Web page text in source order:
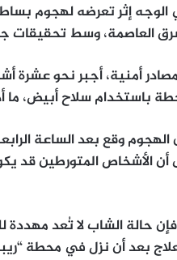
إثر تعرضه لهجوم
العاصمة، وسط تحقيقات
أمنية، أجبر نحو عشرة
باستخدام سلاح أبيض، ما
وقع بعد الساعة
أن الأشخاص المتورطين
فإن حالة الشاب لا تُعد
بعد أن نزل في محطة